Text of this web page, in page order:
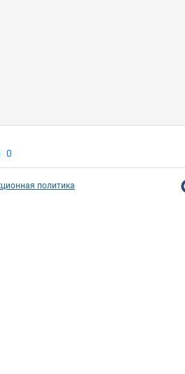
0
политика